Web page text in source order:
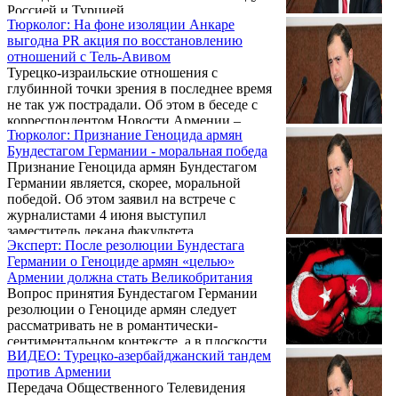
Россией и Турцией.
Тюрколог: На фоне изоляции Анкаре
выгодна PR акция по восстановлению
отношений с Тель-Авивом
Турецко-израильские отношения с
глубинной точки зрения в последнее время
не так уж пострадали. Об этом в беседе с
корреспондентом Новости Армении –
NEWS.am заявил заместитель декана
Факультета востоковедения Ереванского
госуниверситета, тюрколог Рубен
Мелконян.
Тюрколог: Признание Геноцида армян
Бундестагом Германии - моральная победа
Признание Геноцида армян Бундестагом
Германии является, скорее, моральной
победой. Об этом заявил на встрече с
журналистами 4 июня выступил
заместитель декана факультета
востоковедения ЕГУ, тюрколог Рубен
Мелконян, при этом отметив, что эйфория,
последовавшая после этого шага Германии,
бессмысленная.
Эксперт: После резолюции Бундестага
Германии о Геноциде армян «целью»
Армении должна стать Великобритания
Вопрос принятия Бундестагом Германии
резолюции о Геноциде армян следует
рассматривать не в романтически-
сентиментальном контексте, а в плоскости
холодного политического расчета. Об этом
заявил в интервью Рanorama.am замдекана
факультета востоковедения Ереванского
ВИДЕО: Турецко-азербайджанский тандем
против Армении
Передача Общественного Телевидения